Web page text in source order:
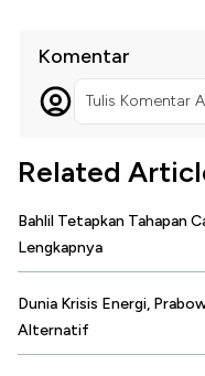
Komentar
Tulis Komentar
Related
Bahlil Tetapkan Tahapan
Lengkapnya
Dunia Krisis Energi,
Alternatif